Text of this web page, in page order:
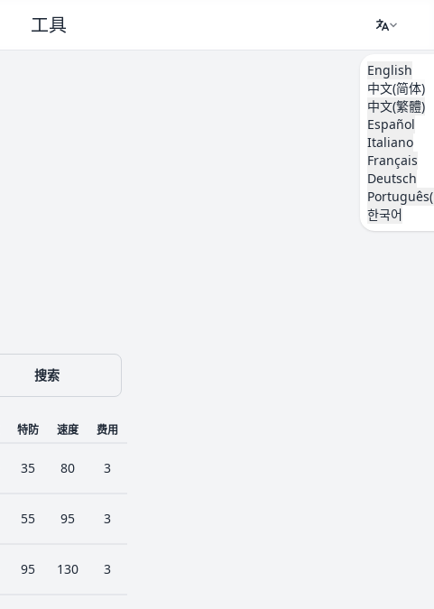
工具
English
中文(简体)
中文(繁體)
Español
Italiano
Français
Deutsch
한국어
搜索
特防 速度 费用
35 80 3
55 95 3
95 130 3